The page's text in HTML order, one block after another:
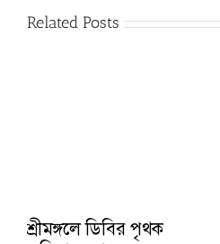
Related Posts
শ্রীমঙ্গলে ডিবির পৃথক